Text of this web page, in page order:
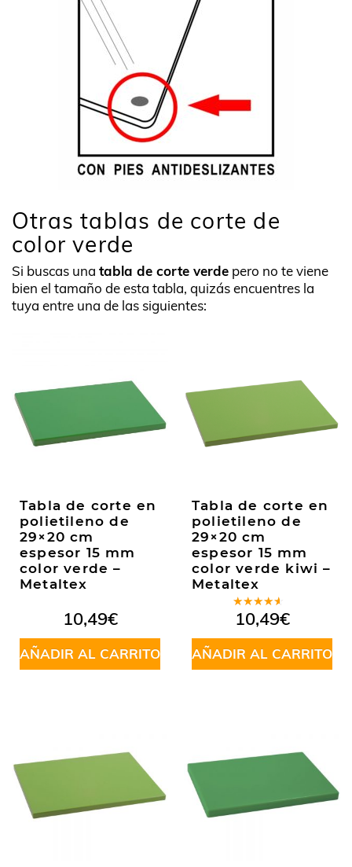
Otras tablas de corte de
color verde
Si buscas una tabla de corte verde pero no te viene
bien el tamaño de esta tabla, quizás encuentres la
tuya entre una de las siguientes:
Tabla de corte en
polietileno de
29×20 cm
espesor 15 mm
color verde –
Metaltex
10,49€
AÑADIR AL CARRITO
Tabla de corte en
polietileno de
29×20 cm
espesor 15 mm
color verde kiwi –
Metaltex
Valorado
en4.00
de 5
10,49€
AÑADIR AL CARRITO